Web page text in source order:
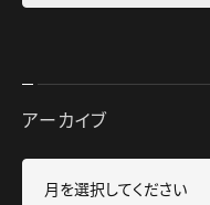
アーカイブ